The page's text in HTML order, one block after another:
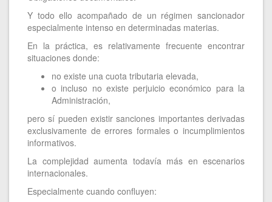
Y todo ello acompañado de un régimen sancionador
especialmente intenso en determinadas materias.
En la práctica, es relativamente frecuente encontrar
situaciones donde:
no existe una cuota tributaria elevada,
o incluso no existe perjuicio económico para la
Administración,
pero sí pueden existir sanciones importantes derivadas
exclusivamente de errores formales o incumplimientos
informativos.
La complejidad aumenta todavía más en escenarios
internacionales.
Especialmente cuando confluyen: